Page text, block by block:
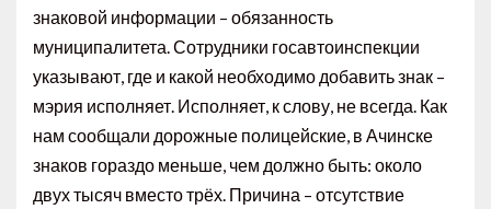
знаковой информации – обязанность
муниципалитета. Сотрудники госавтоинспекции
указывают, где и какой необходимо добавить знак –
мэрия исполняет. Исполняет, к слову, не всегда. Как
нам сообщали дорожные полицейские, в Ачинске
знаков гораздо меньше, чем должно быть: около
двух тысяч вместо трёх. Причина – отсутствие